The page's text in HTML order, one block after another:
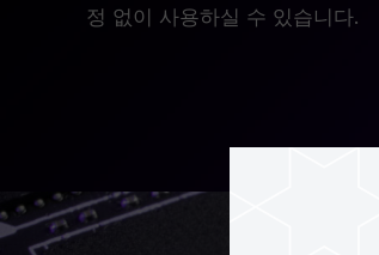
정 없이 사용하실 수 있습니다.